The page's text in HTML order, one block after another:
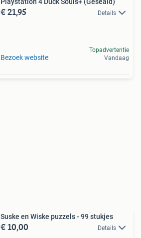
€ 21,95 Details
Bezoek website
Topadvertentie
Vandaag
Suske en Wiske puzzels - 99 stukjes
€ 10,00 Details